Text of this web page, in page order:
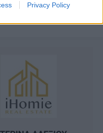
Privacy Policy